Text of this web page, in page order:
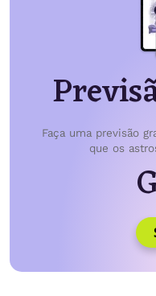
Faça uma previsão
que os